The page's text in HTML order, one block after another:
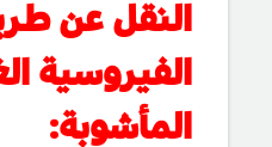
النقل عن
الفيروسية
المأشوبة: